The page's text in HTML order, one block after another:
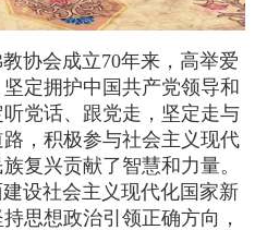
会成立70年来，高举爱
定拥护中国共产党领导和
党话、跟党走，坚定走与
，积极参与社会主义现代
复兴贡献了智慧和力量。
设社会主义现代化国家新
思想政治引领正确方向，